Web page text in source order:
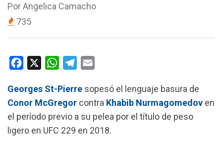
PorAngelica Camacho
735
c
e
b
o
W
a
t
s
A
l
e
g
r
a
i
l
Georges St-Pierre sopesó el lenguaje basura de
Conor McGregor contra Khabib Nurmagomedov en
el período previo a su pelea por el título de peso
ligero en UFC 229 en 2018.